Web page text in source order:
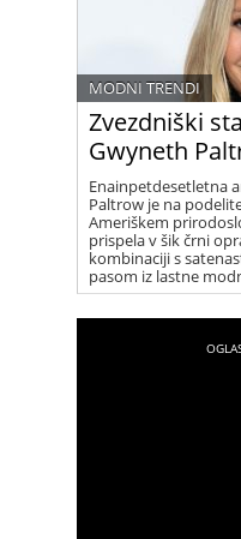
Zvezdniški
Gwyneth
MODNI TRENDI
Enainpetdesetletna
Paltrow je na
Ameriškem
prispela v šik črni
kombinaciji s
pasom iz lastne